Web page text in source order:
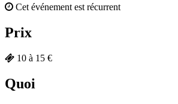
Cet événement est récurrent
Prix
10 à 15 €
Quoi